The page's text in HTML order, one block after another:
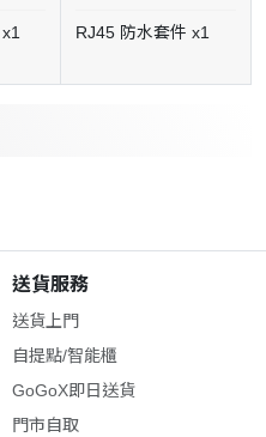
RJ45 防水套件 x1
送貨服務
送貨上門
自提點/智能櫃
GoGoX即日送貨
門市自取